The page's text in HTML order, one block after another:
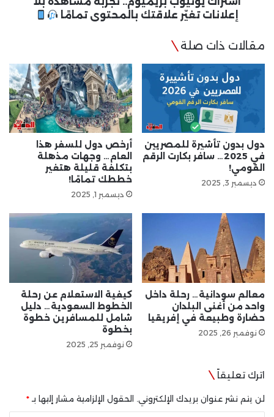
إعلانات تغيّر علاقتك بالمحتوى تمامًا
مقالات ذات صلة
دول بدون تأشيرة للمصريين
في 2025… سافر بكارت الرقم
القومي!
ديسمبر 3, 2025
أرخص دول للسفر هذا
العام… وجهات مذهلة
بتكلفة قليلة هتغير
خططك تمامًا!
ديسمبر 1, 2025
معالم سودانية… رحلة داخل
واحد من أغنى البلدان
حضارة وطبيعة في إفريقيا
نوفمبر 26, 2025
كيفية الاستعلام عن رحلة
الخطوط السعودية… دليل
شامل للمسافرين خطوة
بخطوة
نوفمبر 25, 2025
اترك تعليقاً
لن يتم نشر عنوان بريدك الإلكتروني. الحقول الإلزامية مشار إليها بـ *